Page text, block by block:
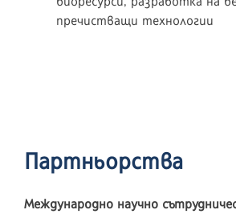
пречистващи технологии
Партньорства
Международно научно